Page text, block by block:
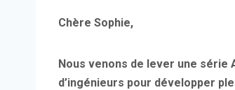
Chère Sophie,
Nous venons de lever une série
d’ingénieurs pour développer